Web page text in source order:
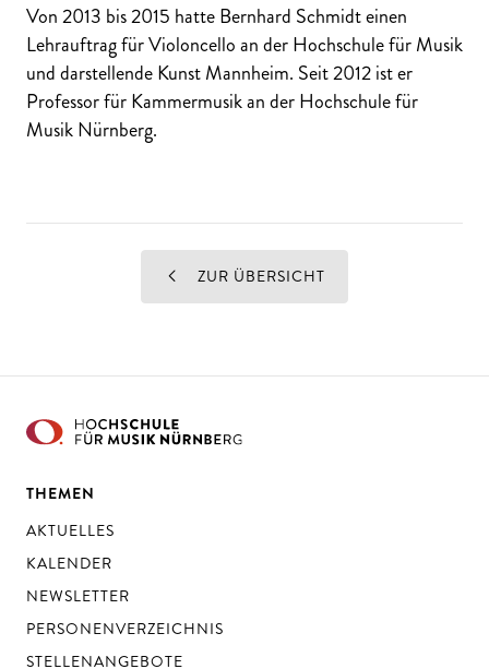
Von 2013 bis 2015 hatte Bernhard Schmidt einen
Lehrauftrag für Violoncello an der Hochschule für Musik
und darstellende Kunst Mannheim. Seit 2012 ist er
Professor für Kammermusik an der Hochschule für
Musik Nürnberg.
ZUR ÜBERSICHT
THEMEN
AKTUELLES
KALENDER
NEWSLETTER
PERSONENVERZEICHNIS
STELLENANGEBOTE